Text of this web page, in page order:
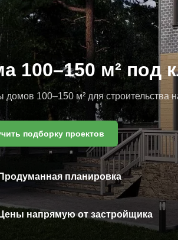
100–150 м² под
домов 100–150 м² для строительства
Продуманная планировка
Цены напрямую от застройщика
подборку проектов